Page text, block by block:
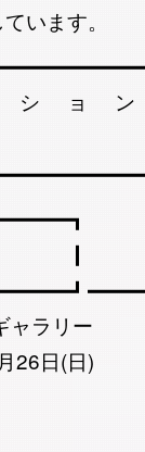
います。
ショ
┃
ラリー
26日(日)